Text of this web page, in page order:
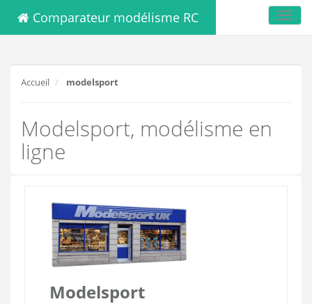
Comparateur modélisme RC
Accueil modelsport
Modelsport, modélisme en
ligne
Modelsport